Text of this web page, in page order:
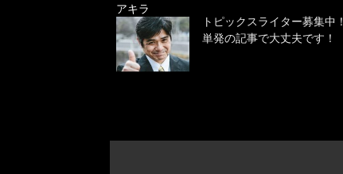
アキラ
トピックスライター募集中！
単発の記事で大丈夫です！